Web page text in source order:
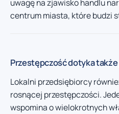
uwagę na zjawisko handlu
centrum miasta, które budzi
Przestępczość dotyka
Lokalni przedsiębiorcy
rosnącej przestępczości.
wspomina o wielokrotnych